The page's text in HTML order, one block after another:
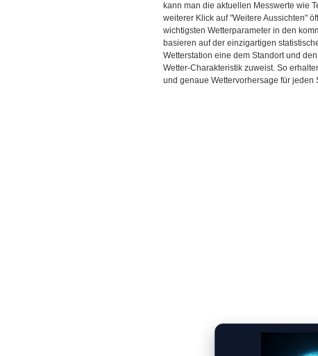
kann man die aktuellen Messwerte wie
weiterer Klick auf "Weitere Aussichten"
wichtigsten Wetterparameter in den
basieren auf der einzigartigen
Wetterstation eine dem Standort und
Wetter-Charakteristik zuweist. So
und genaue Wettervorhersage für jeden